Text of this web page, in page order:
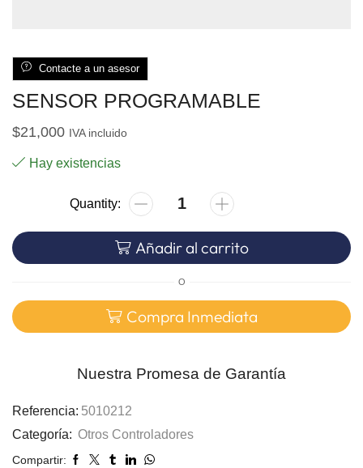
Contacte a un asesor
SENSOR PROGRAMABLE
$21,000 IVA incluido
Hay existencias
Añadir al carrito
O
Compra Inmediata
Nuestra Promesa de Garantía
Referencia: 5010212
Categoría: Otros Controladores
Compartir: